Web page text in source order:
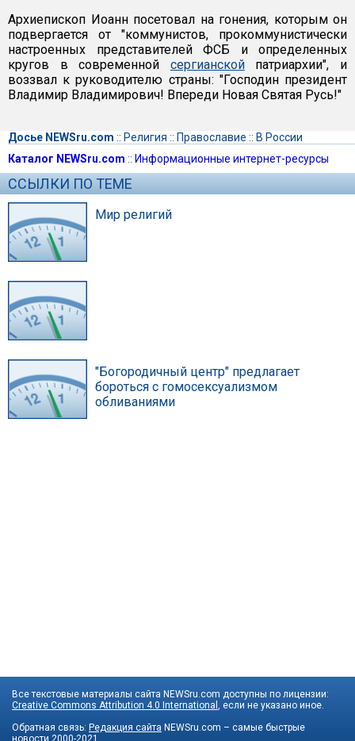
Архиепископ Иоанн посетовал на гонения, которым он
подвергается от "коммунистов, прокоммунистически
настроенных представителей ФСБ и определенных
кругов в современной сергианскойпатриархии", и
воззвал к руководителю страны: "Господин президент
Владимир Владимирович! Впереди Новая Святая Русь!"
Досье NEWSru.com :: Религия :: Православие :: В России
Каталог NEWSru.com :: Информационные интернет-ресурсы
ССЫЛКИ ПО ТЕМЕ
Мир религий
"Богородичный центр" предлагает
бороться с гомосексуализмом
обливаниями
Все текстовые материалы сайта NEWSru.com доступны по лицензии:
Creative Commons Attribution 4.0 International , если не указано иное.
Обратная связь: Редакция сайта NEWSru.com – самые быстрые